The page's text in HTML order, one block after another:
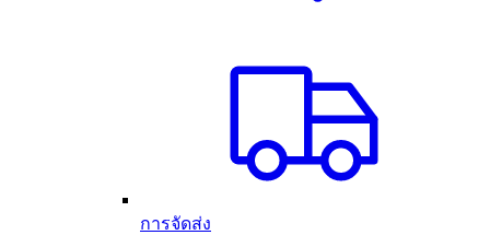
การจัดส่ง